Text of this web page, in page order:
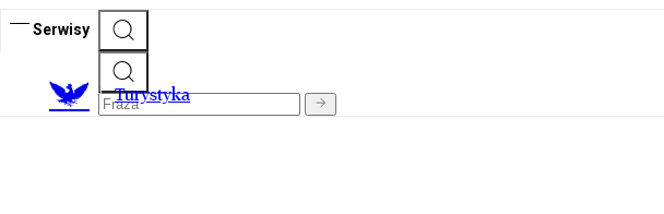
Serwisy
Turystyka